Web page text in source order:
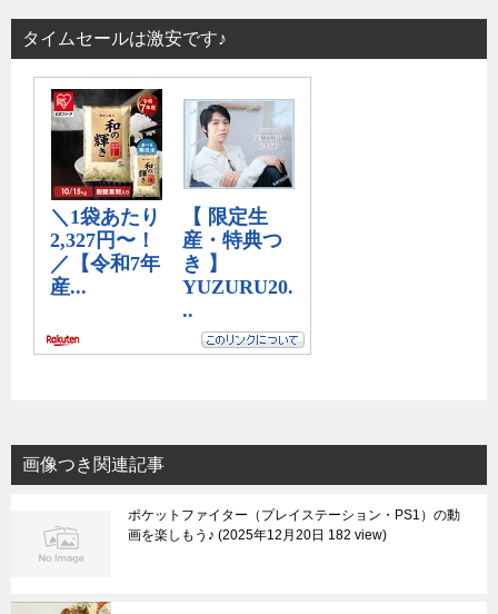
タイムセールは激安です♪
画像つき関連記事
ポケットファイター（プレイステーション・PS1）の動
画を楽しもう♪ 2025年12月20日 182 view